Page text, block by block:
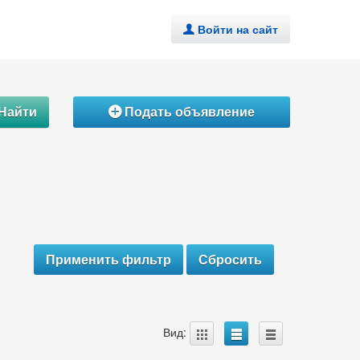
. Войти на сайт
ÁПодать объявление
Вид: A B C